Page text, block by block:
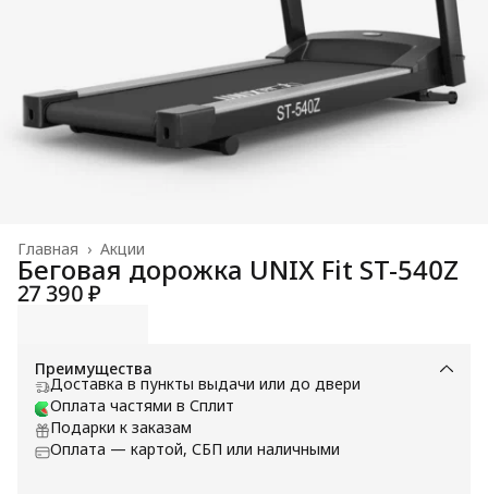
Акции
Главная ›
Беговая дорожка UNIX Fit ST-540Z
27 390 ₽
Преимущества
Доставка в пункты выдачи или до двери
Оплата частями в Сплит
Подарки к заказам
Оплата — картой, СБП или наличными